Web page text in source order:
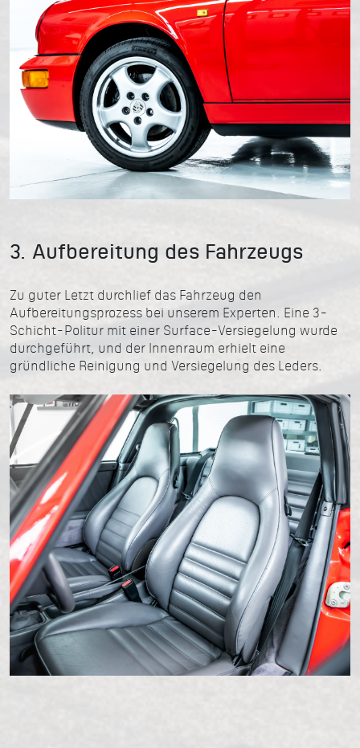
3. Aufbereitung des Fahrzeugs
Zu guter Letzt durchlief das Fahrzeug den
Aufbereitungsprozess bei unserem Experten. Eine 3-
Schicht-Politur mit einer Surface-Versiegelung wurde
durchgeführt, und der Innenraum erhielt eine
gründliche Reinigung und Versiegelung des Leders.